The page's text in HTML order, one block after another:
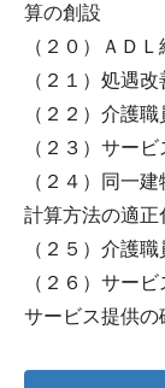
算の創設
（２０）ＡＤ
（２１）処遇
（２２）介護
（２３）サー
（２４）同一
計算方法の適正
（２５）介護
（２６）サー
サービス提供の